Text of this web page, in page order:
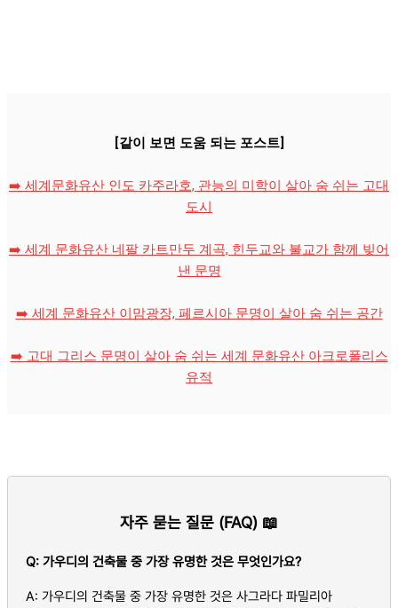
[같이 보면 도움 되는 포스트]
➡️ 세계문화유산 인도 카주라호, 관능의 미학이 살아 숨 쉬는 고대
도시
➡️ 세계 문화유산 네팔 카트만두 계곡, 힌두교와 불교가 함께 빚어
낸 문명
➡️ 세계 문화유산 이맘광장, 페르시아 문명이 살아 숨 쉬는 공간
➡️ 고대 그리스 문명이 살아 숨 쉬는 세계 문화유산 아크로폴리스
유적
자주 묻는 질문 (FAQ) 📖
Q: 가우디의 건축물 중 가장 유명한 것은 무엇인가요?
A: 가우디의 건축물 중 가장 유명한 것은 사그라다 파밀리아